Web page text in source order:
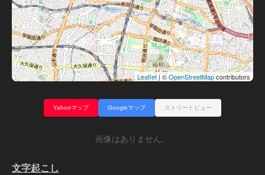
Leaflet| ©OpenStreetMapcontributors
Yahooマップ Googleマップ ストリートビュー
画像はありません。
文字起こし